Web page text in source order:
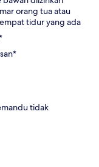
orang tua atau
tidur yang ada
tidak